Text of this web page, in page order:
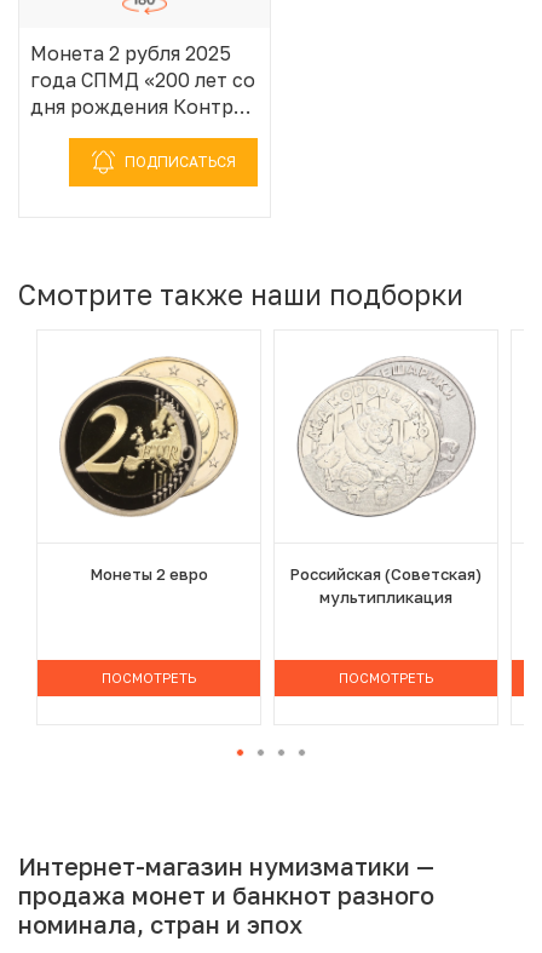
Монета 2 рубля 2025
года СПМД «200 лет со
дня рождения Контр-
адмирала Александра
Федоровича
Можайского»
ПОДПИСАТЬСЯ
Смотрите также наши подборки
Монеты 2 евро
ПОСМОТРЕТЬ
Российская (Советская)
мультипликация
ПОСМОТРЕТЬ
Интернет-магазин нумизматики —
продажа монет и банкнот разного
номинала, стран и эпох